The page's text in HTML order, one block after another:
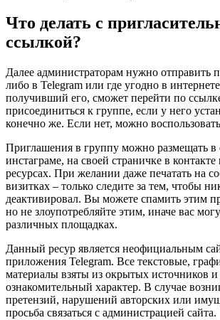
Что делать с
ссылкой?
Далее администраторам нужно отправить
либо в Telegram или где угодно в
получивший его, сможет перейти по
присоединиться к группе, если у него
конечно же. Если нет, можно
Приглашения в группу можно размещать в
инстаграме, на своей страничке в
ресурсах. При желании даже печатать на
визитках – только следите за тем, чтобы
деактивировал. Вы можете спамить этим
но не злоупотребляйте этим, иначе вас
различных площадках.
Данный ресур является неофициальным
приложения Telegram. Все текстовые,
материалы взяты из окрытых источников и
ознакомительный характер. В случае
претензий, нарушений авторских или
просьба связаться с администрацией сайта.